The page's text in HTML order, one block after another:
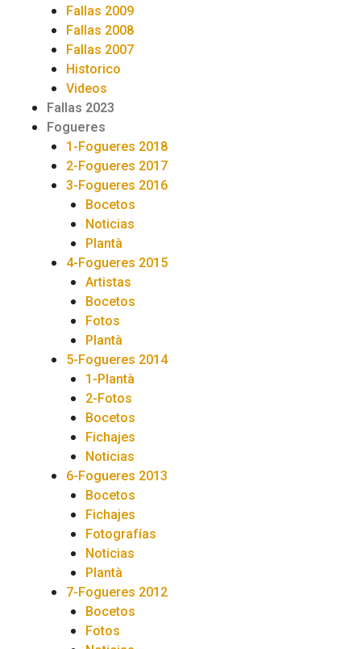
Fallas 2009
Fallas 2008
Fallas 2007
Historico
Videos
Fallas 2023
Fogueres
1-Fogueres 2018
2-Fogueres 2017
3-Fogueres 2016
Bocetos
Noticias
Plantà
4-Fogueres 2015
Artistas
Bocetos
Fotos
Plantà
5-Fogueres 2014
1-Plantà
2-Fotos
Bocetos
Fichajes
Noticias
6-Fogueres 2013
Bocetos
Fichajes
Fotografías
Noticias
Plantà
7-Fogueres 2012
Bocetos
Fotos